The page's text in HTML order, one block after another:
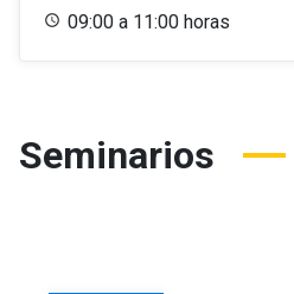
09:00 a 11:00 horas
Seminarios